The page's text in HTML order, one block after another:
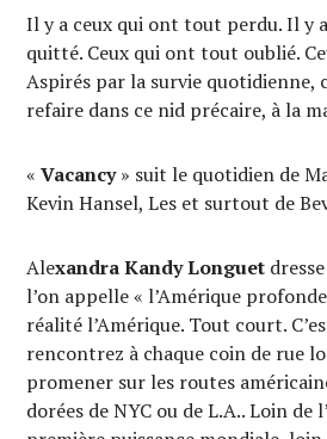
Il y a ceux qui ont tout perdu. Il y
quitté. Ceux qui ont tout oublié.
Aspirés par la survie quotidienne,
refaire dans ce nid précaire, à la
«Vacancy» suit le quotidien de
Kevin Hansel, Les et surtout de
Alexandra Kandy Longuet
l’on appelle « l’Amérique
réalité l’Amérique. Tout court.
rencontrez à chaque coin de rue
promener sur les routes
dorées de NYC ou de L.A.. Loin de